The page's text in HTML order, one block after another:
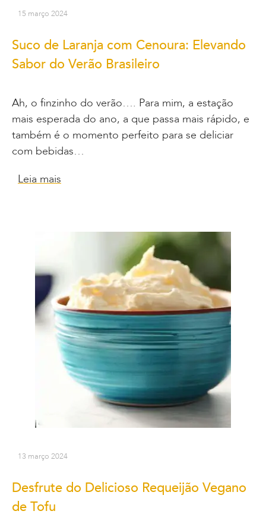
15 março 2024
Suco de Laranja com Cenoura: Elevando
Sabor do Verão Brasileiro
Ah, o finzinho do verão…. Para mim, a estação
mais esperada do ano, a que passa mais rápido, e
também é o momento perfeito para se deliciar
com bebidas…
Leia mais
13 março 2024
Desfrute do Delicioso Requeijão Vegano
de Tofu